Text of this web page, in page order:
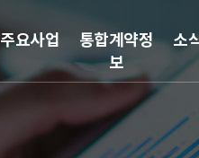
주요사업
통합계약정
보
소